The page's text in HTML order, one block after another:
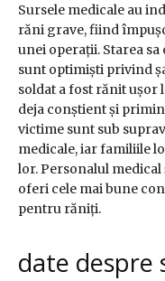
Sursele medicale au
răni grave, fiind
unei operații. Starea
sunt optimiști privind
soldat a fost rănit ușor
deja conștient și
victime sunt sub
medicale, iar familiile
lor. Personalul
oferi cele mai bune
pentru răniți.
date despre